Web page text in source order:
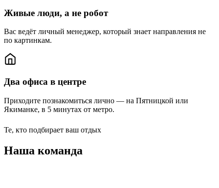
Живые люди, а не робот
Вас ведёт личный менеджер, который знает направления не
по картинкам.
Два офиса в центре
Приходите познакомиться лично — на Пятницкой или
Якиманке, в 5 минутах от метро.
Те, кто подбирает ваш отдых
Наша команда